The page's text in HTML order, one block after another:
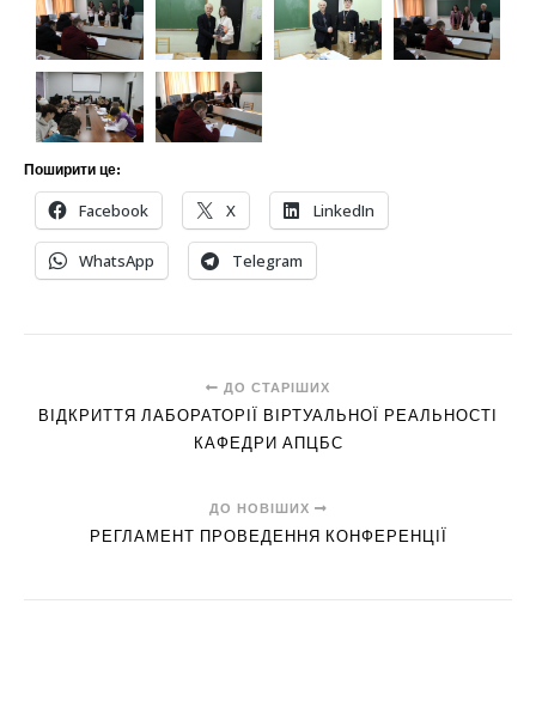
Поширити це:
Facebook X LinkedIn
WhatsApp Telegram
ДО СТАРІШИХ
ВІДКРИТТЯ ЛАБОРАТОРІЇ ВІРТУАЛЬНОЇ РЕАЛЬНОСТІ
КАФЕДРИ АПЦБС
ДО НОВІШИХ
РЕГЛАМЕНТ ПРОВЕДЕННЯ КОНФЕРЕНЦІЇ